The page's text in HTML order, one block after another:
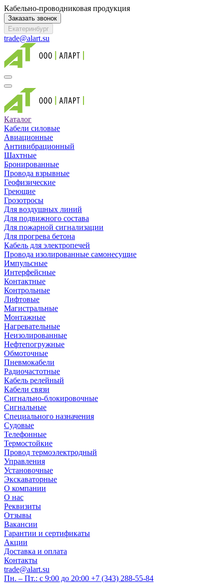
Кабельно-проводниковая продукция
Заказать звонок
Екатеринбург
trade@alart.su
Каталог
Кабели силовые
Авиационные
Антивибрационный
Шахтные
Бронированные
Провода взрывные
Геофизические
Греющие
Грозотросы
Для воздушных линий
Для подвижного состава
Для пожарной сигнализации
Для прогрева бетона
Кабель для электропечей
Провода изолированные самонесущие
Импульсные
Интерфейсные
Контактные
Контрольные
Лифтовые
Магистральные
Монтажные
Нагревательные
Неизолированные
Нефтепогружные
Обмоточные
Пневмокабели
Радиочастотные
Кабель релейный
Кабели связи
Сигнально-блокировочные
Сигнальные
Специального назначения
Судовые
Телефонные
Термостойкие
Провод термоэлектродный
Управления
Установочные
Экскаваторные
О компании
О нас
Реквизиты
Отзывы
Вакансии
Гарантии и сертификаты
Акции
Доставка и оплата
Контакты
trade@alart.su
Пн. – Пт.: с 9:00 до 20:00 +7 (343) 288-55-84